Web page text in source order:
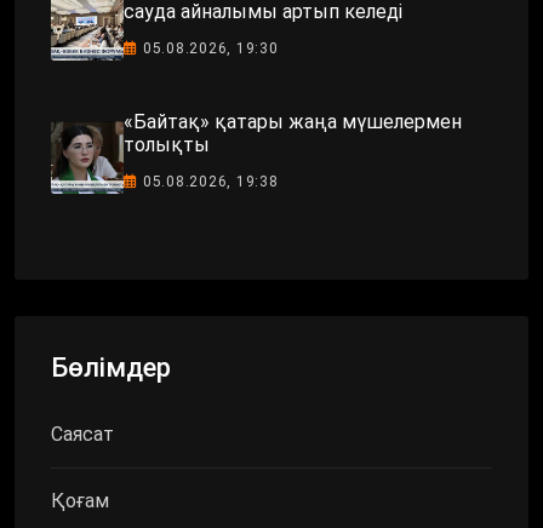
сауда айналымы артып келеді
05.08.2026, 19:30
«Байтақ» қатары жаңа мүшелермен
толықты
05.08.2026, 19:38
Бөлімдер
Саясат
Қоғам